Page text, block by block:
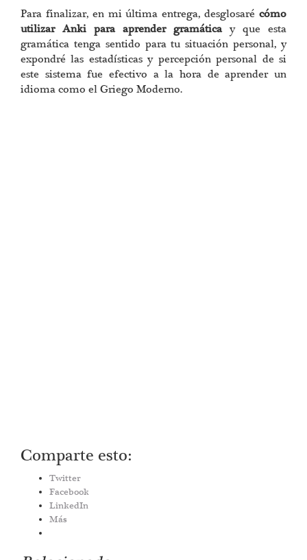
Para finalizar, en mi última entrega, desglosaré cómo
utilizar Anki para aprender gramáticay que esta
gramática tenga sentido para tu situación personal, y
expondré las estadísticas y percepción personal de si
este sistema fue efectivo a la hora de aprender un
idioma como el Griego Moderno.
Comparte esto:
Twitter
Facebook
LinkedIn
Más